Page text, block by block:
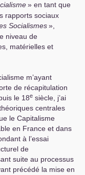
» en tant que
rapports sociaux
Socialismes»,
niveau de
matérielles et
m’ayant
de récapitulation
le 18e siècle, j’ai
centrales
le Capitalisme
en France et dans
à l’essai
de
suite au processus
précédé la mise en